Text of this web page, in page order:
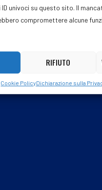
ID univoci su questo sito. Il
compromettere alcune
RIFIUTO
Cookie PolicyDichiarazione sulla